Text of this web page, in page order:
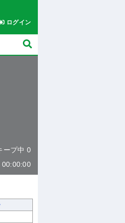
ログイン
ープ中 0
00:00:00